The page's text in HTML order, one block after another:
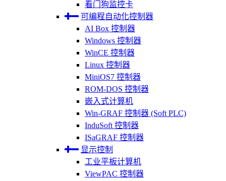
看门狗监控卡
可编程自动化控制器
AI Box 控制器
Windows 控制器
WinCE 控制器
Linux 控制器
MiniOS7 控制器
ROM-DOS 控制器
嵌入式计算机
Win-GRAF 控制器 (Soft PLC)
InduSoft 控制器
ISaGRAF 控制器
显示控制
工业平板计算机
ViewPAC 控制器